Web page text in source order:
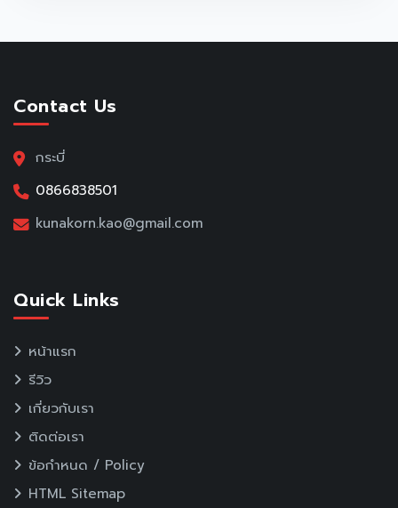
Contact Us
กระบี่
0866838501
kunakorn.kao@gmail.com
Quick Links
หน้าแรก
รีวิว
เกี่ยวกับเรา
ติดต่อเรา
ข้อกำหนด / Policy
HTML Sitemap